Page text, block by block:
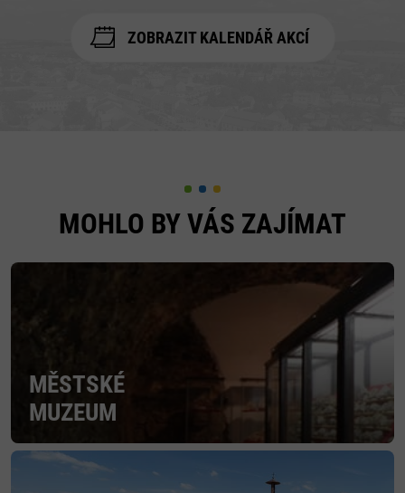
ZOBRAZIT KALENDÁŘ AKCÍ
MOHLO BY VÁS ZAJÍMAT
MĚSTSKÉ
MUZEUM